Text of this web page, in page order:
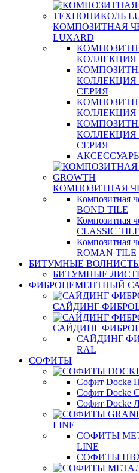
КОМПОЗИТНАЯ
LUXARD
КОЛЛЕКЦИЯ
КОЛЛЕКЦИЯ
СЕРИЯ
КОЛЛЕКЦИЯ
КОЛЛЕКЦИЯ
СЕРИЯ
КОМПОЗИТНАЯ
Композитная
BOND TILE
Композитная
CLASSIC TILE
Композитная
ROMAN TILE
БИТУМНЫЕ
БИТУМНЫЕ
ФИБРОЦЕМЕНТНЫЙ
САЙДИНГ
САЙДИНГ
САЙДИНГ
RAL
СОФИТЫ
Софит Docke
Софит Docke
Софит Docke
LINE
СОФИТЫ
LINE
СОФИТЫ ПВХ